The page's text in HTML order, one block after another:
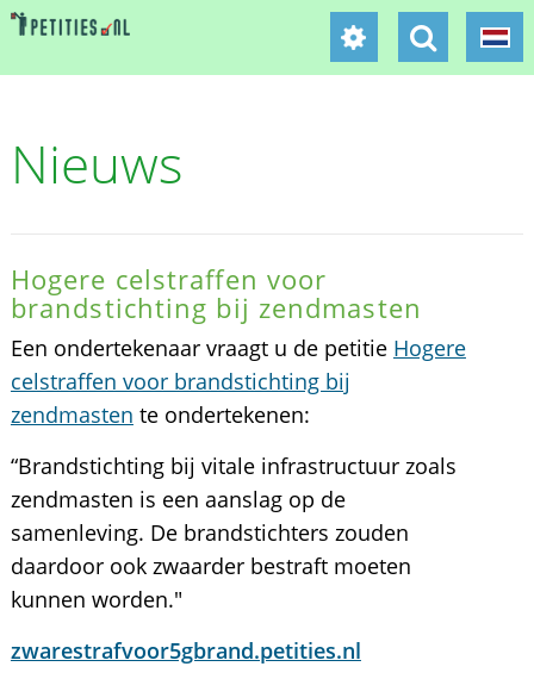
Nieuws
Hogere celstraffen voor
brandstichting bij zendmasten
Een ondertekenaar vraagt u de petitie Hogere
celstraffen voor brandstichting bij
zendmasten te ondertekenen:
“Brandstichting bij vitale infrastructuur zoals
zendmasten is een aanslag op de
samenleving. De brandstichters zouden
daardoor ook zwaarder bestraft moeten
kunnen worden."
zwarestrafvoor5gbrand.petities.nl